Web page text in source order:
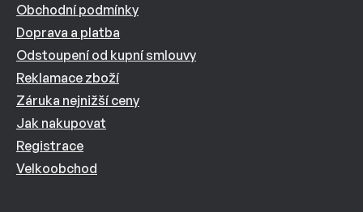
Obchodní podmínky
Doprava a platba
Odstoupení od kupní smlouvy
Reklamace zboží
Záruka nejnižší ceny
Jak nakupovat
Registrace
Velkoobchod